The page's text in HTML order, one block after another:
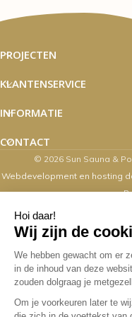
PROJECTEN
KLANTENSERVICE
INFORMATIE
CONTACT
© 2026 Sun Sauna &
Webdevelopment en hosting
Zaterdag's zijn
uur geopend
Overige dagen
webshop, whatsapp